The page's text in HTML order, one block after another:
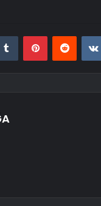
Tumblr PinterestReddit